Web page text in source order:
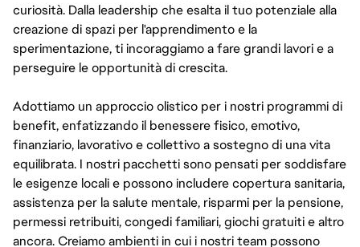
curiosità. Dalla leadership che esalta il tuo potenziale alla
creazione di spazi per l'apprendimento e la
sperimentazione, ti incoraggiamo a fare grandi lavori e a
perseguire le opportunità di crescita.
Adottiamo un approccio olistico per i nostri programmi di
benefit, enfatizzando il benessere fisico, emotivo,
finanziario, lavorativo e collettivo a sostegno di una vita
equilibrata. I nostri pacchetti sono pensati per soddisfare
le esigenze locali e possono includere copertura sanitaria,
assistenza per la salute mentale, risparmi per la pensione,
permessi retribuiti, congedi familiari, giochi gratuiti e altro
ancora. Creiamo ambienti in cui i nostri team possono